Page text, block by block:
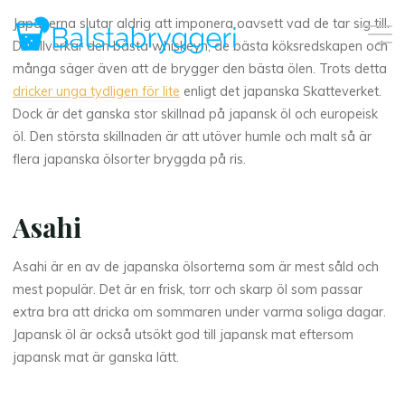
content
Japanerna slutar aldrig att imponera oavsett vad de tar sig till.
De tillverkar den bästa whiskeyn, de bästa köksredskapen och
många säger även att de brygger den bästa ölen. Trots detta
dricker unga tydligen för lite enligt det japanska Skatteverket.
Dock är det ganska stor skillnad på japansk öl och europeisk
öl. Den största skillnaden är att utöver humle och malt så är
flera japanska ölsorter bryggda på ris.
Asahi
Asahi är en av de japanska ölsorterna som är mest såld och
mest populär. Det är en frisk, torr och skarp öl som passar
extra bra att dricka om sommaren under varma soliga dagar.
Japansk öl är också utsökt god till japansk mat eftersom
japansk mat är ganska lätt.